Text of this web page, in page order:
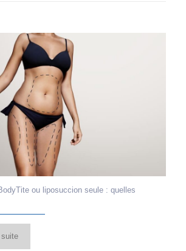
ou liposuccion seule : quelles
suite